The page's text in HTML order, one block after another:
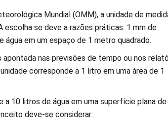
Mundial (OMM), a unidade de
se deve a razões práticas: 1 mm de
água em um espaço de 1 metro quadrado.
nas previsões de tempo ou nos
corresponde a 1 litro em uma área de 1
a 10 litros de água em uma superfície plana de
deve-se considerar: